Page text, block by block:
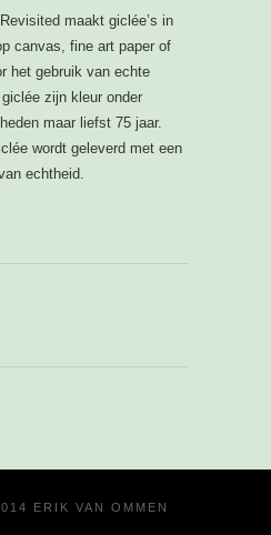
maakt giclée’s in
canvas, fine art paper of
het gebruik van echte
zijn kleur onder
maar liefst 75 jaar.
wordt geleverd met een
echtheid.
ERIK VAN OMMEN